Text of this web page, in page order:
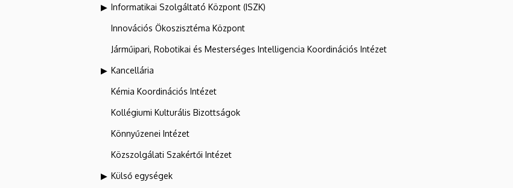
Informatikai Szolgáltató Központ (ISZK)
Innovációs Ökoszisztéma Központ
Járműipari, Robotikai és Mesterséges Intelligencia Koordinációs Intézet
Kancellária
Kémia Koordinációs Intézet
Kollégiumi Kulturális Bizottságok
Könnyűzenei Intézet
Közszolgálati Szakértői Intézet
Külső egységek